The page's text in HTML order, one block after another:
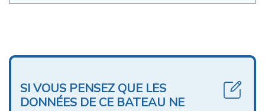
SI VOUS PENSEZ QUE LES
DONNÉES DE CE BATEAU NE